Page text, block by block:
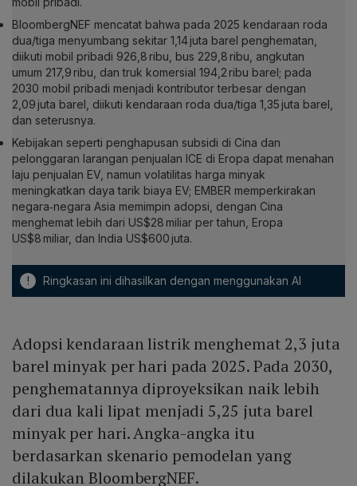
BloombergNEF mencatat bahwa pada 2025 kendaraan roda
dua/tiga menyumbang sekitar 1,14 juta barel penghematan,
diikuti mobil pribadi 926,8 ribu, bus 229,8 ribu, angkutan
umum 217,9 ribu, dan truk komersial 194,2 ribu barel; pada
2030 mobil pribadi menjadi kontributor terbesar dengan
2,09 juta barel, diikuti kendaraan roda dua/tiga 1,35 juta barel,
dan seterusnya.
Kebijakan seperti penghapusan subsidi di Cina dan
pelonggaran larangan penjualan ICE di Eropa dapat menahan
laju penjualan EV, namun volatilitas harga minyak
meningkatkan daya tarik biaya EV; EMBER memperkirakan
negara‑negara Asia memimpin adopsi, dengan Cina
menghemat lebih dari US$28 miliar per tahun, Eropa
US$8 miliar, dan India US$600 juta.
! Ringkasan ini dihasilkan dengan menggunakan AI
Adopsi kendaraan listrik menghemat 2,3 juta
barel minyak per hari pada 2025. Pada 2030,
penghematannya diproyeksikan naik lebih
dari dua kali lipat menjadi 5,25 juta barel
minyak per hari. Angka-angka itu
berdasarkan skenario pemodelan yang
dilakukan BloombergNEF.